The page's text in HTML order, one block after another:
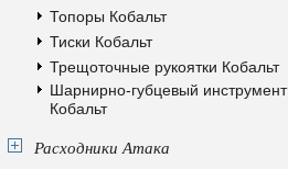
Топоры Кобальт
Тиски Кобальт
Трещоточные рукоятки Кобальт
Шарнирно-губцевый инструмент
Кобальт
Расходники Атака